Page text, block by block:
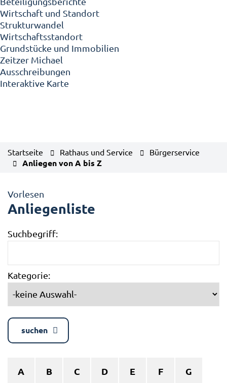
Wirtschaft und Standort
Strukturwandel
Wirtschaftsstandort
Grundstücke und Immobilien
Zeitzer Michael
Ausschreibungen
Interaktive Karte
Startseite Rathaus und Service Bürgerservice
Anliegen von A bis Z
Vorlesen
Anliegenliste
Suchbegriff:
Kategorie:
suchen
A B C D E F G